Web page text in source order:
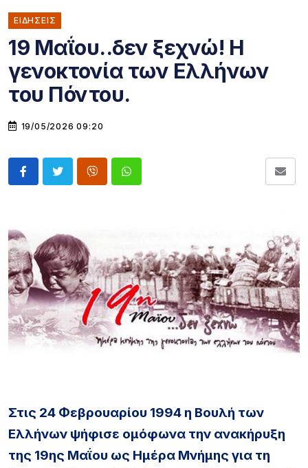
ΕΙΔΗΣΕΙΣ
19 Μαΐου..δεν ξεχνώ! Η
γενοκτονία των Ελλήνων
του Πόντου.
19/05/2026 09:20
Στις 24 Φεβρουαρίου 1994 η Βουλή των
Ελλήνων ψήφισε ομόφωνα την ανακήρυξη
της 19ης Μαΐου ως Ημέρα Μνήμης για τη